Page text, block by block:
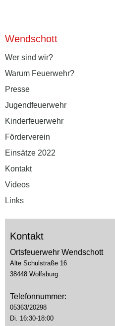
Wendschott
Wer sind wir?
Warum Feuerwehr?
Presse
Jugendfeuerwehr
Kinderfeuerwehr
Förderverein
Einsätze 2022
Kontakt
Videos
Links
Kontakt
Ortsfeuerwehr Wendschott
Alte Schulstraße 16
38448 Wolfsburg
Telefonnummer:
05363/20298
Di. 16:30-18:00